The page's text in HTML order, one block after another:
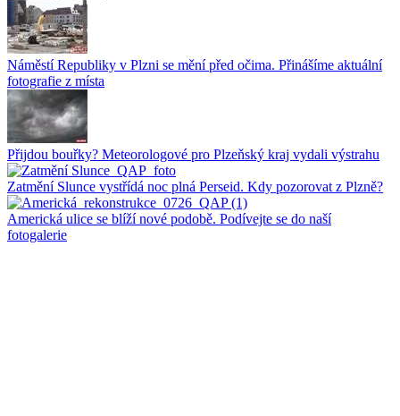
Náměstí Republiky v Plzni se mění před očima. Přinášíme aktuální
fotografie z místa
Přijdou bouřky? Meteorologové pro Plzeňský kraj vydali výstrahu
Zatmění Slunce vystřídá noc plná Perseid. Kdy pozorovat z Plzně?
Americká ulice se blíží nové podobě. Podívejte se do naší
fotogalerie